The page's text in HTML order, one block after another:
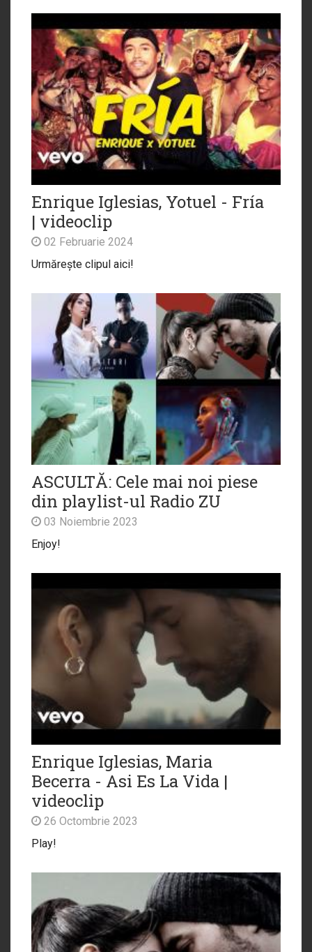
Enrique Iglesias, Yotuel - Fría
| videoclip
02 Februarie 2024
Urmărește clipul aici!
ASCULTĂ: Cele mai noi piese
din playlist-ul Radio ZU
03 Noiembrie 2023
Enjoy!
Enrique Iglesias, Maria
Becerra - Asi Es La Vida |
videoclip
26 Octombrie 2023
Play!